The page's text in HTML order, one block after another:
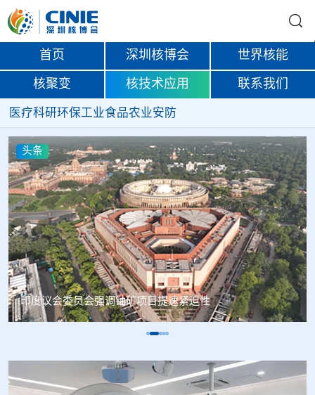
首页 深圳核博会 世界核能
核聚变 核技术应用 联系我们
医疗科研环保工业食品农业安防
头条
中核辐智正式设立 中国同辐持股90%打通核医疗全产业链